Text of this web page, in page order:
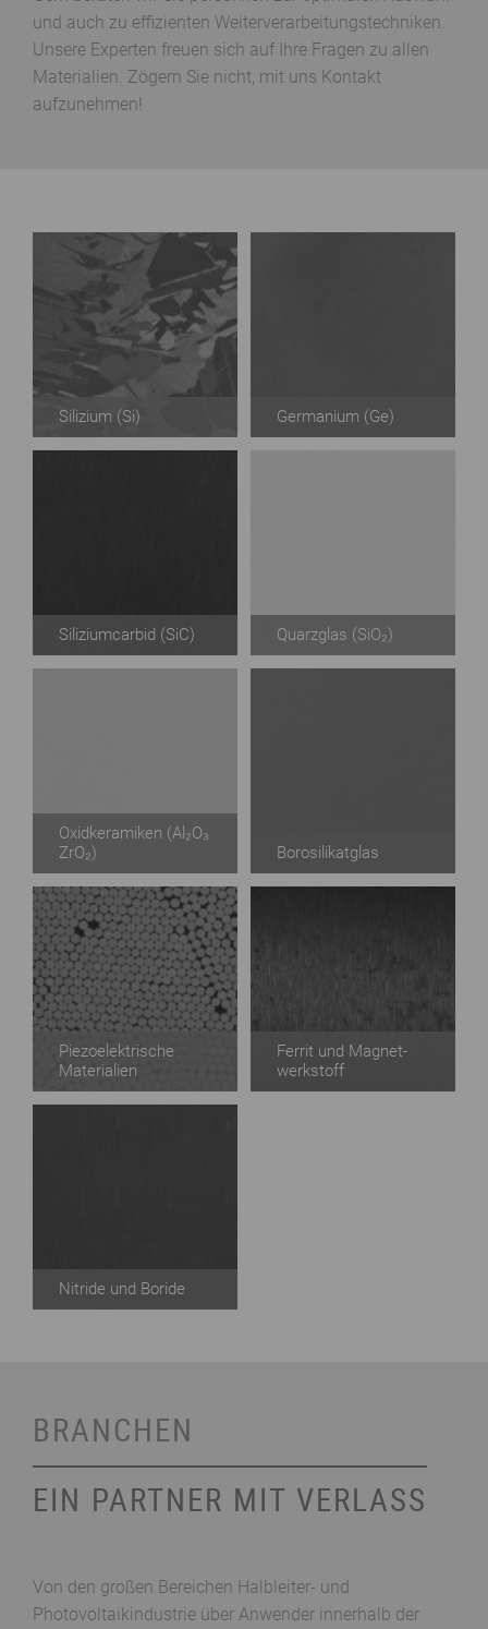
und auch zu effizienten Weiterverarbeitungstechniken.
Unsere Experten freuen sich auf Ihre Fragen zu allen
Materialien. Zögern Sie nicht, mit uns Kontakt
aufzunehmen!
Silizium (Si) Germanium (Ge)
Siliziumcarbid (SiC) Quarzglas (SiO₂)
Oxidkeramiken (Al₂O₃
ZrO₂)
Borosilikatglas
Piezo­elektrische
Materialien
Ferrit und Magnet­
werk­stoff
Nitride und Boride
BRANCHEN
EIN PARTNER MIT VERLASS
Von den großen Bereichen Halbleiter- und
Photovoltaikindustrie über Anwender innerhalb der